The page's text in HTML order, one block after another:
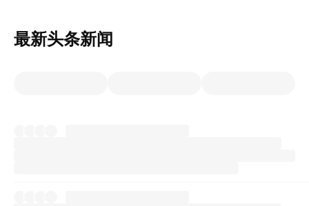
最新头条新闻